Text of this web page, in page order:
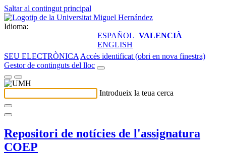
Saltar al contingut principal
Idioma:
ESPAÑOL VALENCIÀ
ENGLISH
SEU ELECTRÒNICA Accés identificat (obri en nova finestra)
Gestor de continguts del lloc
Introdueix la teua cerca
Repositori de notícies de l'assignatura
COEP